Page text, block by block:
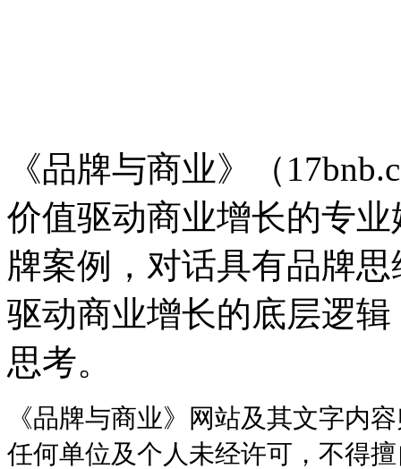
《品牌与商业》（
价值驱动商业增长的专
牌案例，对话具有品牌
驱动商业增长的底层逻
思考。
《品牌与商业》网站及其文字内
任何单位及个人未经许可，不得